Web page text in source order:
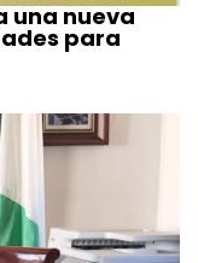
una nueva
para